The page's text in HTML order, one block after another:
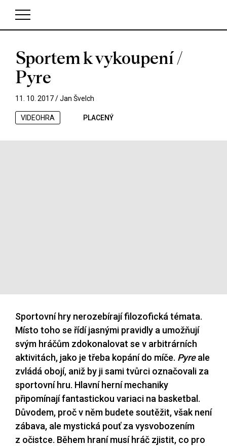
V košíku zatím nemáte žádné položky.
Sportem k vykoupení /
Pyre
11. 10. 2017 /Jan Švelch
VIDEOHRA PLACENÝ
Sportovní hry nerozebírají filozofická témata.
Místo toho se řídí jasnými pravidly a umožňují
svým hráčům zdokonalovat se v arbitrárních
aktivitách, jako je třeba kopání do míče. Pyreale
zvládá obojí, aniž by ji sami tvůrci označovali za
sportovní hru. Hlavní herní mechaniky
připomínají fantastickou variaci na basketbal.
Důvodem, proč v něm budete soutěžit, však není
zábava, ale mystická pouť za vysvobozením
z očistce. Během hraní musí hráč zjistit, co pro